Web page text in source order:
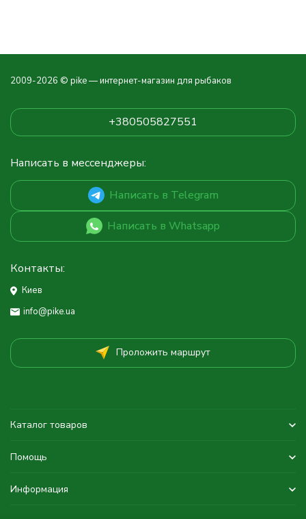
2009-2026 © pike — интернет-магазин для рыбаков
+380505827551
Написать в мессенджеры:
Написать в Telegram
Написать в Whatsapp
Контакты:
Киев
info@pike.ua
Проложить маршрут
Каталог товаров
Помощь
Информация